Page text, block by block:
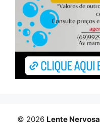
© 2026 Lente Nervosa